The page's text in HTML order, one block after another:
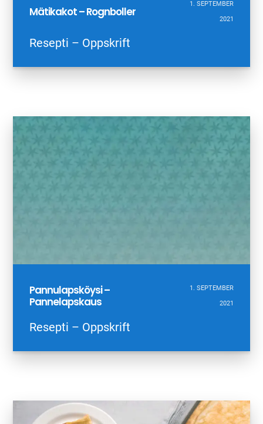
Mätikakot – Rognboller
1. SEPTEMBER
2021
Resepti – Oppskrift
Pannulapsköysi –
Pannelapskaus
1. SEPTEMBER
2021
Resepti – Oppskrift